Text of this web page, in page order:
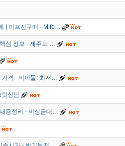
| 미프진구매 - Mife…
심 정보 - 제주도 …
가격 - 비아몰: 최저…
릿상담
용정리 - 비상금대…